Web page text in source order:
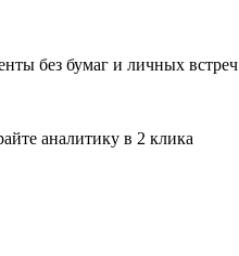
без бумаг и личных встреч
аналитику в 2 клика